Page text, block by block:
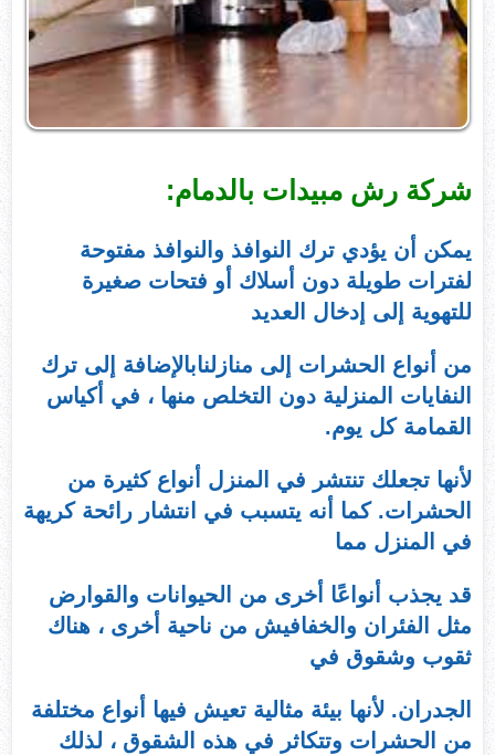
شركة رش مبيدات بالدمام:
يمكن أن يؤدي ترك النوافذ والنوافذ مفتوحة
لفترات طويلة دون أسلاك أو فتحات صغيرة
للتهوية إلى إدخال العديد
من أنواع الحشرات إلى منازلنابالإضافة إلى ترك
النفايات المنزلية دون التخلص منها ، في أكياس
القمامة كل يوم.
لأنها تجعلك تنتشر في المنزل أنواع كثيرة من
الحشرات. كما أنه يتسبب في انتشار رائحة كريهة
في المنزل مما
قد يجذب أنواعًا أخرى من الحيوانات والقوارض
مثل الفئران والخفافيش من ناحية أخرى ، هناك
ثقوب وشقوق في
الجدران. لأنها بيئة مثالية تعيش فيها أنواع مختلفة
من الحشرات وتتكاثر في هذه الشقوق ، لذلك